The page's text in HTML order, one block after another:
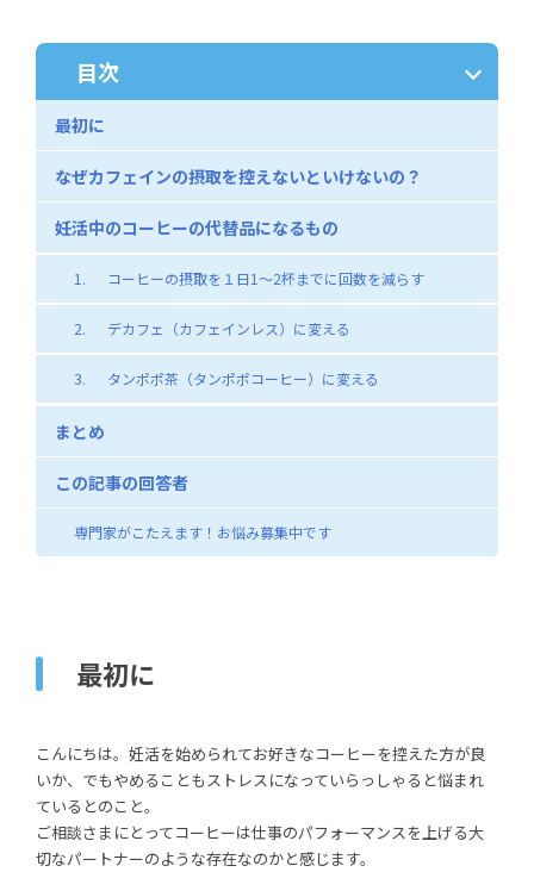
目次
最初に
なぜカフェインの摂取を控えないといけないの？
妊活中のコーヒーの代替品になるもの
1. コーヒーの摂取を１日1～2杯までに回数を減らす
2. デカフェ（カフェインレス）に変える
3. タンポポ茶（タンポポコーヒー）に変える
まとめ
この記事の回答者
専門家がこたえます！お悩み募集中です
最初に
こんにちは。妊活を始められてお好きなコーヒーを控えた方が良
いか、でもやめることもストレスになっていらっしゃると悩まれ
ているとのこと。
ご相談さまにとってコーヒーは仕事のパフォーマンスを上げる大
切なパートナーのような存在なのかと感じます。